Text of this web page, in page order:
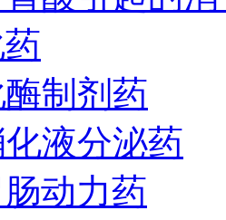
制剂药
液分泌药
动力药